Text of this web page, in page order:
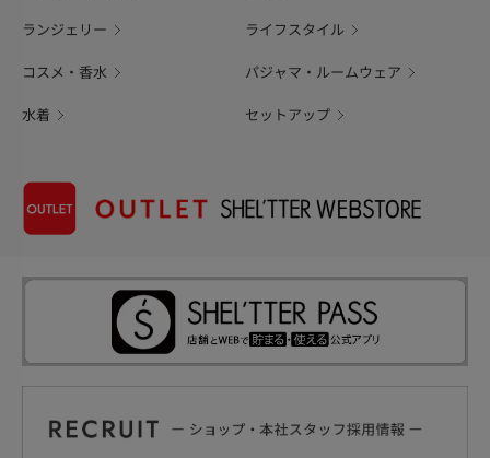
ランジェリー ライフスタイル
コスメ・香水 パジャマ・ルームウェア
水着 セットアップ